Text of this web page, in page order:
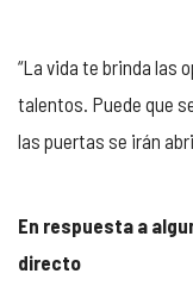
“La vida te brinda las
talentos. Puede que
las puertas se irán
En respuesta a
directo